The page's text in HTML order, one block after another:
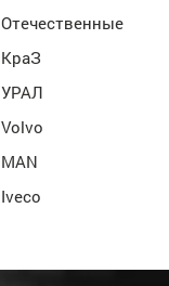
Отечественные
КраЗ
УРАЛ
Volvo
MAN
Iveco